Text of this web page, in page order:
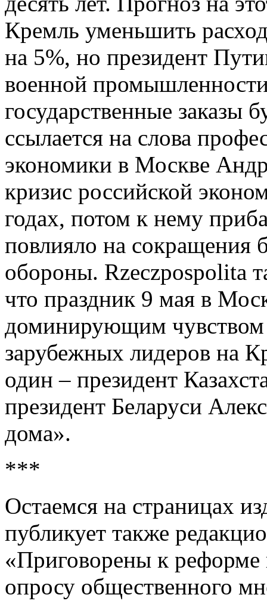
Кремль уменьшить
на 5%, но президент
военной
государственные заказы
ссылается на слова
экономики в Москве
кризис российской
годах, потом к нему
повлияло на сокращения
обороны. Rzeczpospolita
что праздник 9 мая в
доминирующим
зарубежных лидеров на
один – президент
президент Беларуси
дома».
***
Остаемся на страницах
публикует также
«Приговорены к реформе
опросу общественного